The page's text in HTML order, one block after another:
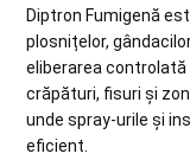
Diptron Fumigenă
plosnițelor,
eliberarea
crăpături, fisuri și
unde spray-urile și
eficient.